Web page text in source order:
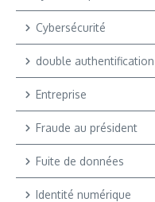
Cybersécurité
double authentification
Entreprise
Fraude au président
Fuite de données
Identité numérique